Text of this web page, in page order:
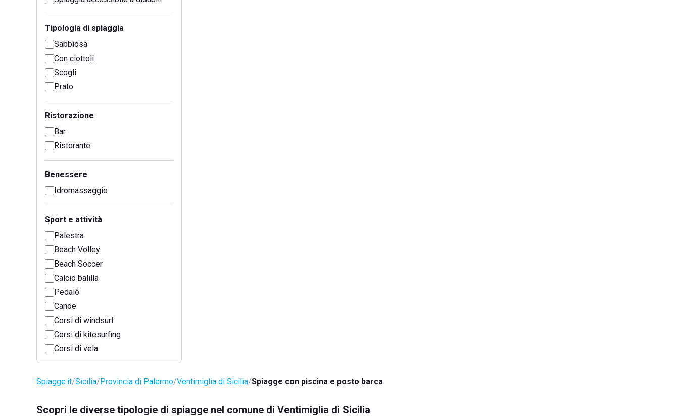
Tipologia di spiaggia
Sabbiosa
Con ciottoli
Scogli
Prato
Ristorazione
Bar
Ristorante
Benessere
Idromassaggio
Sport e attività
Palestra
Beach Volley
Beach Soccer
Calcio balilla
Pedalò
Canoe
Corsi di windsurf
Corsi di kitesurfing
Corsi di vela
Spiagge.it Sicilia Provincia di Palermo Ventimiglia di Sicilia Spiagge con piscina e posto barca
Scopri le diverse tipologie di spiagge nel comune di Ventimiglia di Sicilia